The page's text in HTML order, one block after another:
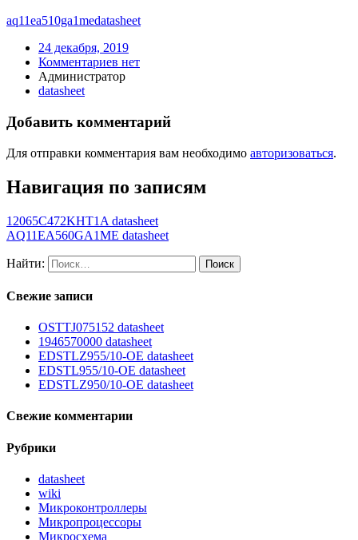
aq11ea510ga1medatasheet
24 декабря, 2019
Комментариев нет
Администратор
datasheet
Добавить комментарий
Для отправки комментария вам необходимо авторизоваться.
Навигация по записям
12065C472KHT1A datasheet
AQ11EA560GA1ME datasheet
Найти:
Свежие записи
OSTTJ075152 datasheet
1946570000 datasheet
EDSTLZ955/10-OE datasheet
EDSTL955/10-OE datasheet
EDSTLZ950/10-OE datasheet
Свежие комментарии
Рубрики
datasheet
wiki
Микроконтроллеры
Микропроцессоры
Микросхема